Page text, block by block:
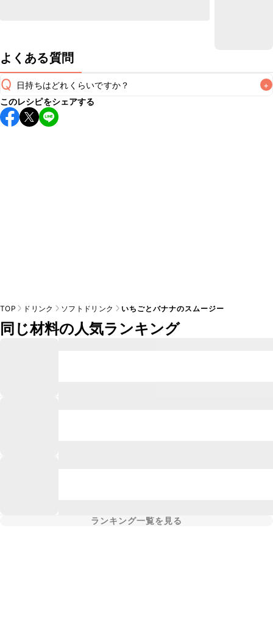
よくある質問
Q 日持ちはどれくらいですか？ +
こちらのレシピは出来たてをお召し上がりいただくことをお
すすめします。
このレシピをシェアする
TOP ドリンク ソフトドリンク いちごとバナナのスムージー
同じ材料の人気ランキング
ランキング一覧を見る